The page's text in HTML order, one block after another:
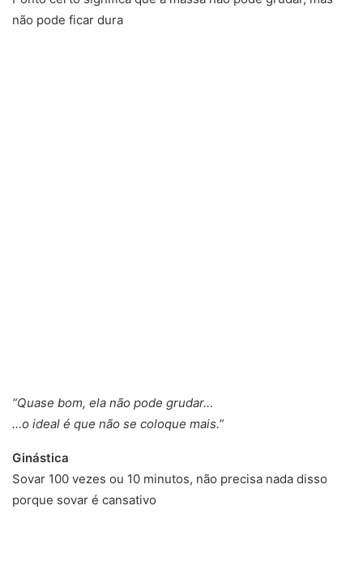
não pode ficar dura
“Quase bom, ela não pode grudar…
…o ideal é que não se coloque mais.”
Ginástica
Sovar 100 vezes ou 10 minutos, não precisa nada disso
porque sovar é cansativo